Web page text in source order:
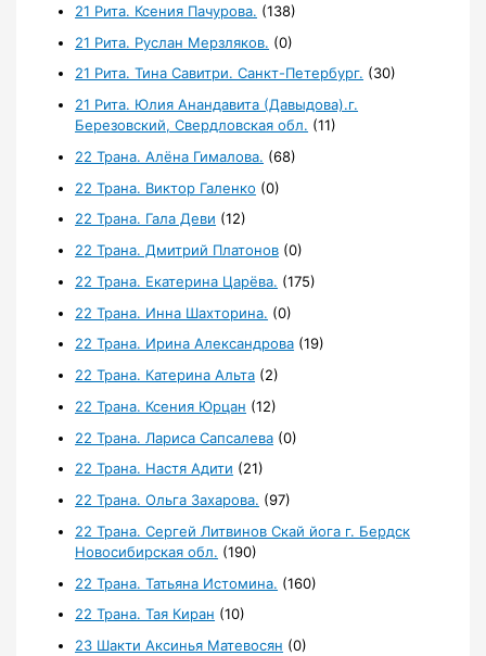
21 Рита. Ксения Пачурова. (138)
21 Рита. Руслан Мерзляков. (0)
21 Рита. Тина Савитри. Санкт-Петербург. (30)
21 Рита. Юлия Анандавита (Давыдова).г.
Березовский, Свердловская обл. (11)
22 Трана. Алёна Гималова. (68)
22 Трана. Виктор Галенко (0)
22 Трана. Гала Деви (12)
22 Трана. Дмитрий Платонов (0)
22 Трана. Екатерина Царёва. (175)
22 Трана. Инна Шахторина. (0)
22 Трана. Ирина Александрова (19)
22 Трана. Катерина Альта (2)
22 Трана. Ксения Юрцан (12)
22 Трана. Лариса Сапсалева (0)
22 Трана. Настя Адити (21)
22 Трана. Ольга Захарова. (97)
22 Трана. Сергей Литвинов Скай йога г. Бердск
Новосибирская обл. (190)
22 Трана. Татьяна Истомина. (160)
22 Трана. Тая Киран (10)
23 Шакти Аксинья Матевосян (0)